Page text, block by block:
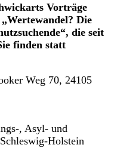
Vorträge
Die
die seit
finden statt
Weg 70, 24105
, Asyl- und
Holstein